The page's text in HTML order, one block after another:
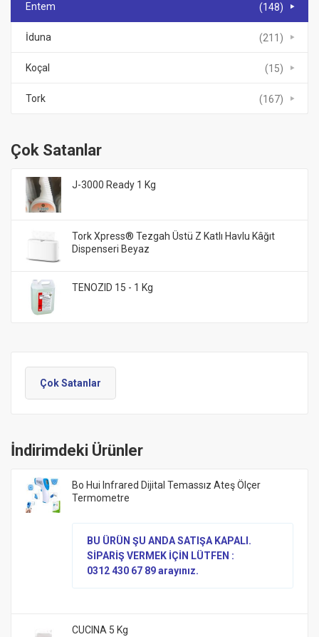
Entem (148)
İduna (211)
Koçal (15)
Tork (167)
Çok Satanlar
J-3000 Ready 1 Kg
Tork Xpress® Tezgah Üstü Z Katlı Havlu Kâğıt
Dispenseri Beyaz
TENOZID 15 - 1 Kg
Çok Satanlar
İndirimdeki Ürünler
Bo Hui Infrared Dijital Temassız Ateş Ölçer
Termometre
BU ÜRÜN ŞU ANDA SATIŞA KAPALI.
SİPARİŞ VERMEK İÇİN LÜTFEN :
0312 430 67 89 arayınız.
CUCINA 5 Kg